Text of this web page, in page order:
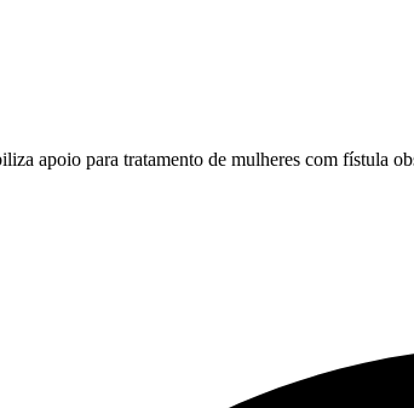
apoio para tratamento de mulheres com fístula